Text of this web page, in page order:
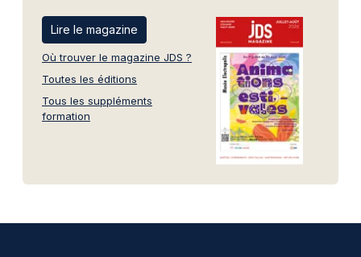
Lire le magazine
Où trouver le magazine JDS ?
Toutes les éditions
Tous les suppléments
formation